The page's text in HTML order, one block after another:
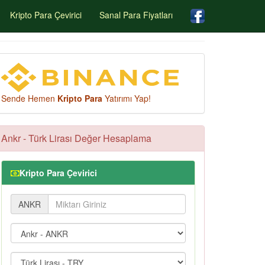
Kripto Para Çevirici Sanal Para Fiyatları
Sende Hemen Kripto Para Yatırımı Yap!
Ankr - Türk Lirası Değer Hesaplama
Kripto Para Çevirici
ANKR